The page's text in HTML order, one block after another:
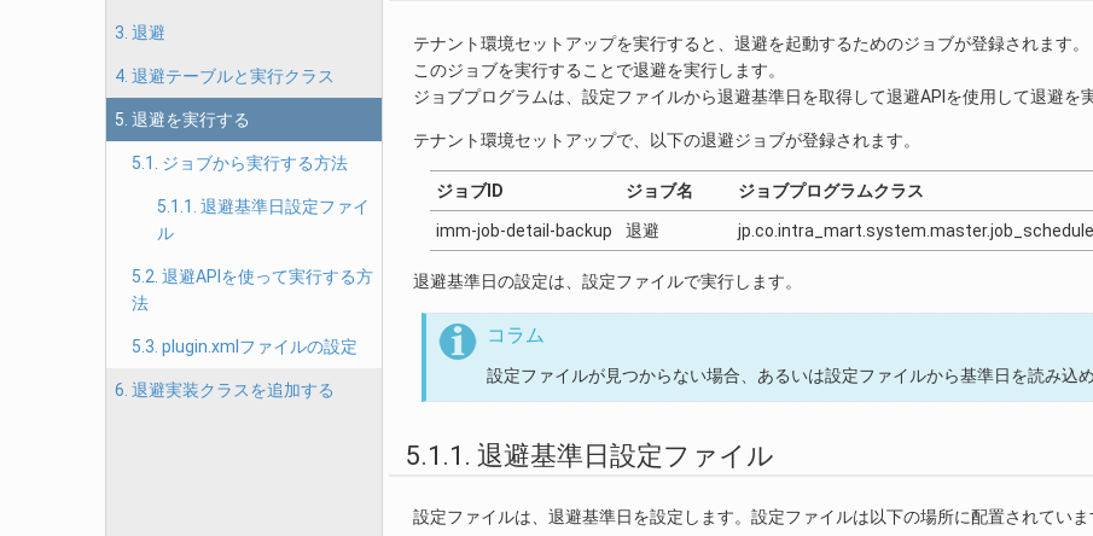
3. 退避
4. 退避テーブルと実行クラス
5. 退避を実行する
5.1. ジョブから実行する方法
5.1.1. 退避基準日設定ファイ
ル
5.2. 退避APIを使って実行する方
法
5.3. plugin.xmlファイルの設定
6. 退避実装クラスを追加する
テナント環境セットアップを実行すると、退避を起動するためのジョブが登録されます。
このジョブを実行することで退避を実行します。
ジョブプログラムは、設定ファイルから退避基準日を取得して退避APIを使用して退避を
テナント環境セットアップで、以下の退避ジョブが登録されます。
ジョブID ジョブ名 ジョブプログラムクラス
imm-job-detail-backup 退避
退避基準日の設定は、設定ファイルで実行します。
コラム
設定ファイルが見つからない場合、あるいは設定ファイルから基準日を読み込
5.1.1. 退避基準日設定ファイル
設定ファイルは、退避基準日を設定します。設定ファイルは以下の場所に配置されていま